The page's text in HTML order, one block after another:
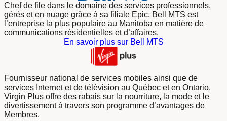
Chef de file dans le domaine des services professionnels,
gérés et en nuage grâce à sa filiale Epic, Bell MTS est
l’entreprise la plus populaire au Manitoba en matière de
communications résidentielles et d’affaires.
En savoir plus sur Bell MTS
Fournisseur national de services mobiles ainsi que de
services Internet et de télévision au Québec et en Ontario,
Virgin Plus offre des rabais sur la nourriture, la mode et le
divertissement à travers son programme d’avantages de
Membres.